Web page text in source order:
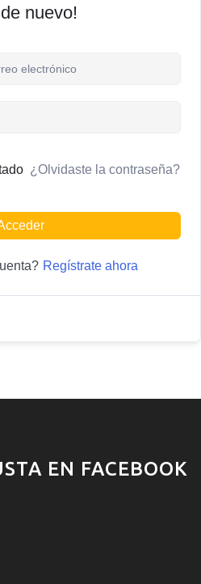
nuevo!
¿Olvidaste la contraseña?
Regístrate ahora
EN FACEBOOK